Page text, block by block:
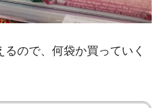
ので、何袋か買っていく